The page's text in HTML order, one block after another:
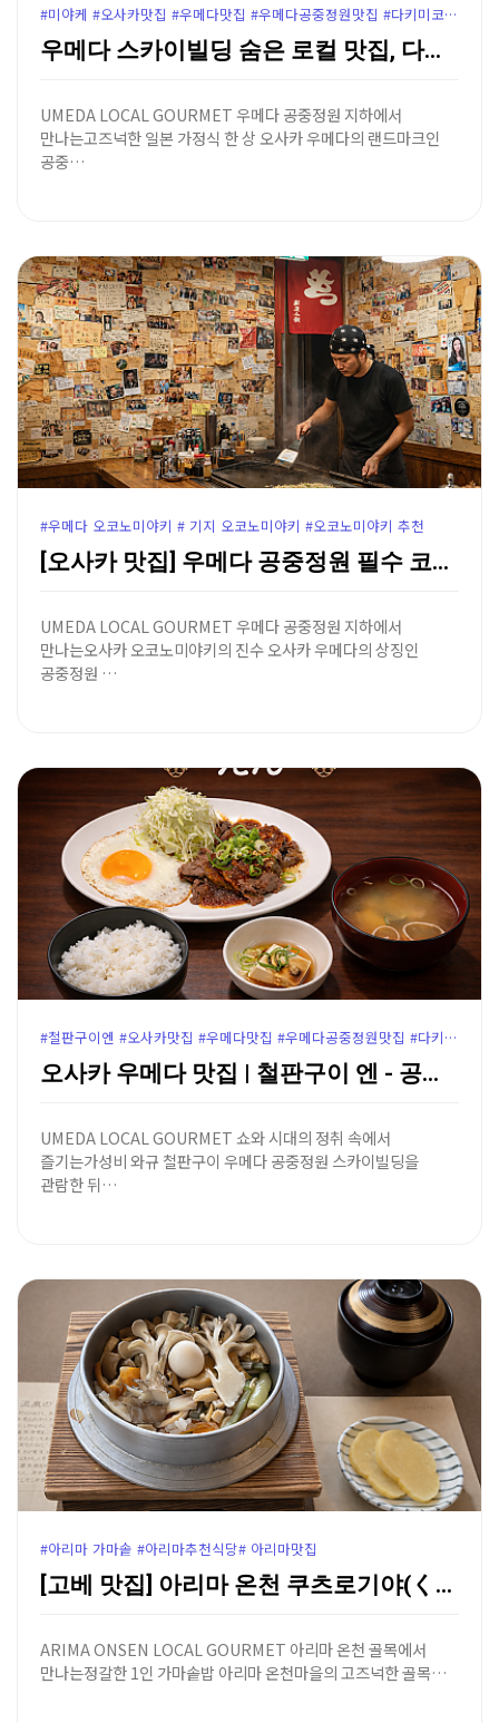
#미야케 #오사카맛집 #우메다맛집 #우메다공중정원맛집 #다키미코지맛집 #오사카일본가정식 #우메다공중정원 #다키미코지미야케 #우메다점심추천 #오사카로컬맛집 #윤가이드추천
우메다 스카이빌딩 숨은 로컬 맛집, 다키미코지 일본 가…
UMEDA LOCAL GOURMET 우메다 공중정원 지하에서
만나는고즈넉한 일본 가정식 한 상 오사카 우메다의 랜드마크인
공중…
#우메다 오코노미야키 # 기지 오코노미야키 #오코노미야키 추천
[오사카 맛집] 우메다 공중정원 필수 코스 '오코노미야…
UMEDA LOCAL GOURMET 우메다 공중정원 지하에서
만나는오사카 오코노미야키의 진수 오사카 우메다의 상징인
공중정원 …
#철판구이엔 #오사카맛집 #우메다맛집 #우메다공중정원맛집 #다키미코지맛집 #우메다철판구이 #오사카와규맛집 #우메다스카이빌딩 #우메다점심추천 #오사카가성비맛집 #윤가이드추천
오사카 우메다 맛집 | 철판구이 엔 - 공중정원 지하 …
UMEDA LOCAL GOURMET 쇼와 시대의 정취 속에서
즐기는가성비 와규 철판구이 우메다 공중정원 스카이빌딩을
관람한 뒤…
#아리마 가마솥 #아리마추천식당# 아리마맛집
[고베 맛집] 아리마 온천 쿠츠로기야(くつろぎ家) - …
ARIMA ONSEN LOCAL GOURMET 아리마 온천 골목에서
만나는정갈한 1인 가마솥밥 아리마 온천마을의 고즈넉한 골목…